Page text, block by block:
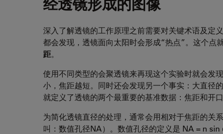
深入了解透镜的工作原理之前需要对关键术语及定
都会发现，透镜面向太阳时会形成“热点”。这个点
距。
使用不同类型的会聚透镜来再现这个实验时就会发
小，焦距越短。同时还会发现另一个事实：大直径
就定义了透镜的两个最重要的基准数据：焦距和开口
为简化透镜直径的处理，通常会用相对于焦距的关
叫：数值孔径NA）。数值孔径的定义是 NA = n